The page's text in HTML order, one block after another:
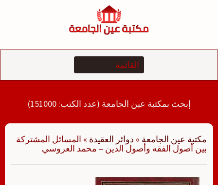
إبحث بمكتبة عين الجامعة (عدد الكتب: 151000)
مكتبة عين الجامعة » دوائر العقيدة » المسائل المشتركة
بين أصول الفقه وأصول الدين – محمد العروسي